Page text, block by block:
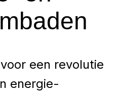
een revolutie
energie-